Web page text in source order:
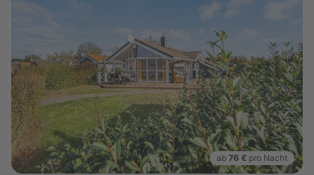
ab 76 € pro Nacht